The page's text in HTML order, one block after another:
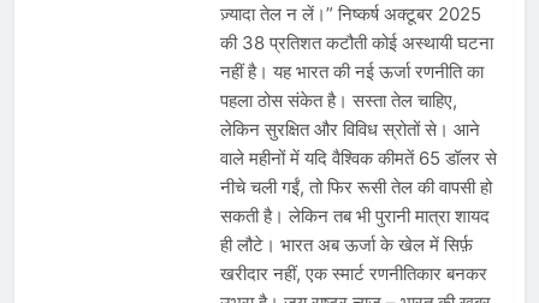
ज़्यादा तेल न लें।” निष्कर्ष अक्टूबर 2025
की 38 प्रतिशत कटौती कोई अस्थायी घटना
नहीं है। यह भारत की नई ऊर्जा रणनीति का
पहला ठोस संकेत है। सस्ता तेल चाहिए,
लेकिन सुरक्षित और विविध स्रोतों से। आने
वाले महीनों में यदि वैश्विक कीमतें 65 डॉलर से
नीचे चली गईं, तो फिर रूसी तेल की वापसी हो
सकती है। लेकिन तब भी पुरानी मात्रा शायद
ही लौटे। भारत अब ऊर्जा के खेल में सिर्फ़
खरीदार नहीं, एक स्मार्ट रणनीतिकार बनकर